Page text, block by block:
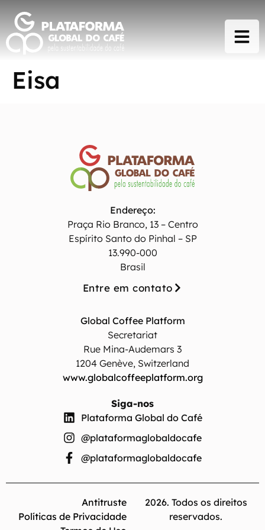
Eisa
Endereço:
Praça Rio Branco, 13 – Centro
Espírito Santo do Pinhal – SP
13.990-000
Brasil
Entre em contato
Global Coffee Platform
Secretariat
Rue Mina-Audemars 3
1204 Genève, Switzerland
www.globalcoffeeplatform.org
Siga-nos
Plataforma Global do Café
@plataformaglobaldocafe
@plataformaglobaldocafe
2026. Todos os direitos
reservados.
Antitruste
Políticas de Privacidade